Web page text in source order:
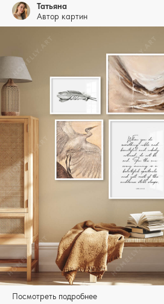
Татьяна
Автор картин
Посмотреть подробнее